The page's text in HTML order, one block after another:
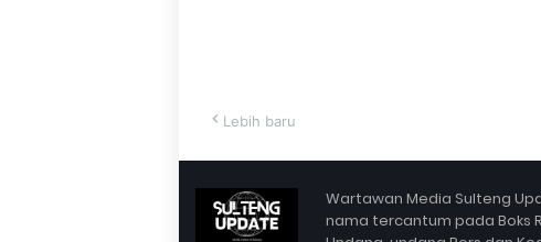
Lebih baru
Wartawan Media Sulteng
nama tercantum pada Boks